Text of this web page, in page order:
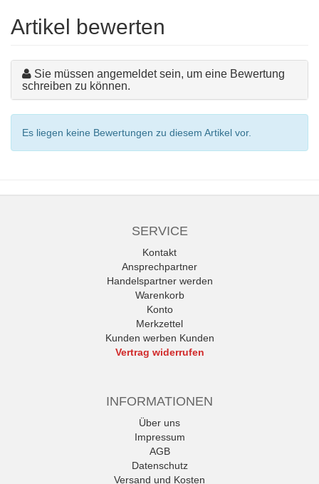
Artikel bewerten
Sie müssen angemeldet sein, um eine Bewertung
schreiben zu können.
Es liegen keine Bewertungen zu diesem Artikel vor.
SERVICE
Kontakt
Ansprechpartner
Handelspartner werden
Warenkorb
Konto
Merkzettel
Kunden werben Kunden
Vertrag widerrufen
INFORMATIONEN
Über uns
Impressum
AGB
Datenschutz
Versand und Kosten